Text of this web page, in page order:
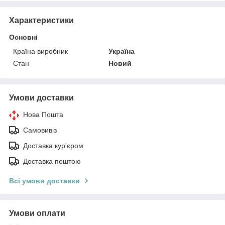
Характеристики
Основні
Країна виробник
Україна
Стан
Новий
Умови доставки
Нова Пошта
Самовивіз
Доставка кур'єром
Доставка поштою
Всі умови доставки
Умови оплати